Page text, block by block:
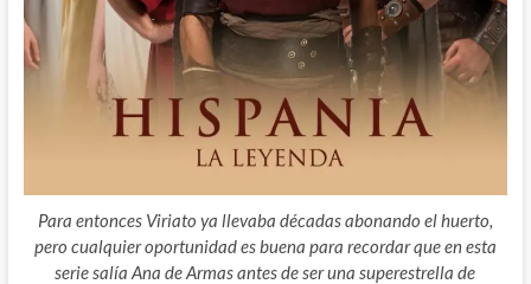
Para entonces Viriato ya llevaba décadas abonando el huerto,
pero cualquier oportunidad es buena para recordar que en esta
serie salía Ana de Armas antes de ser una superestrella de